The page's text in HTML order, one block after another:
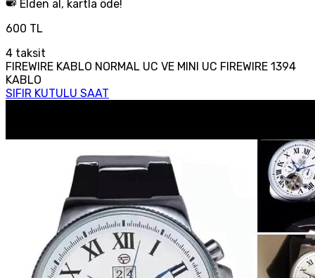
Elden al, kartla öde!
600 TL
4 taksit
FIREWIRE KABLO NORMAL UC VE MINI UC FIREWIRE 1394
KABLO
SIFIR KUTULU SAAT